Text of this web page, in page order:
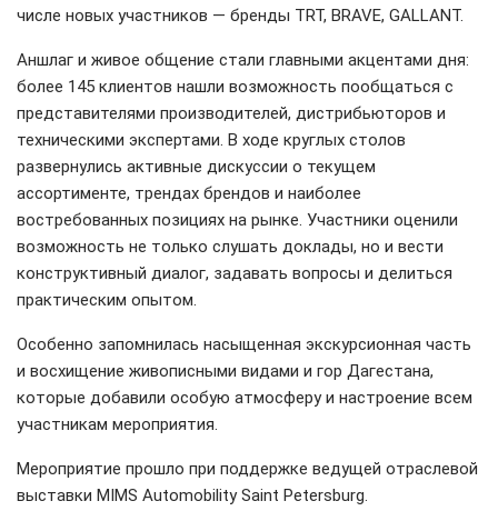
числе новых участников — бренды TRT, BRAVE, GALLANT.
Аншлаг и живое общение стали главными акцентами дня:
более 145 клиентов нашли возможность пообщаться с
представителями производителей, дистрибьюторов и
техническими экспертами. В ходе круглых столов
развернулись активные дискуссии о текущем
ассортименте, трендах брендов и наиболее
востребованных позициях на рынке. Участники оценили
возможность не только слушать доклады, но и вести
конструктивный диалог, задавать вопросы и делиться
практическим опытом.
Особенно запомнилась насыщенная экскурсионная часть
и восхищение живописными видами и гор Дагестана,
которые добавили особую атмосферу и настроение всем
участникам мероприятия.
Мероприятие прошло при поддержке ведущей отраслевой
выставки MIMS Automobility Saint Petersburg.